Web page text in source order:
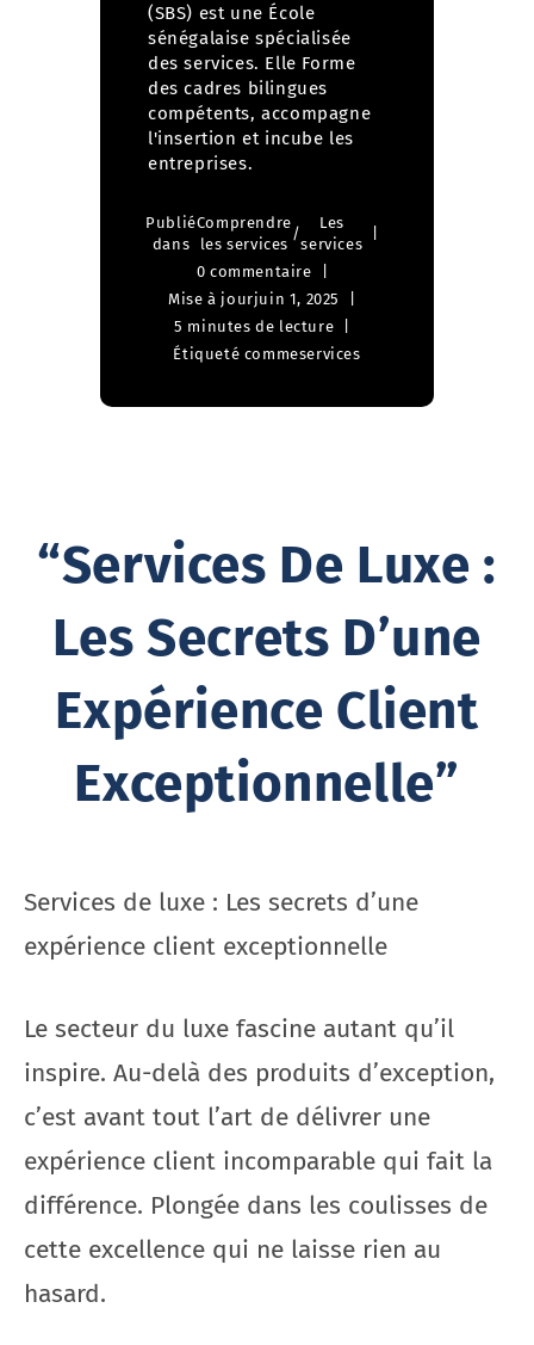
(SBS) est une École
sénégalaise spécialisée
des services. Elle Forme
des cadres bilingues
compétents, accompagne
l'insertion et incube les
entreprises.
Publié
dans
Comprendre
les services
/
Les
services
0 commentaire
Mise à jourjuin 1, 2025
5 minutes de lecture
Étiqueté commeservices
“Services De Luxe :
Les Secrets D’une
Expérience Client
Exceptionnelle”
Services de luxe : Les secrets d’une
expérience client exceptionnelle
Le secteur du luxe fascine autant qu’il
inspire. Au-delà des produits d’exception,
c’est avant tout l’art de délivrer une
expérience client incomparable qui fait la
différence. Plongée dans les coulisses de
cette excellence qui ne laisse rien au
hasard.